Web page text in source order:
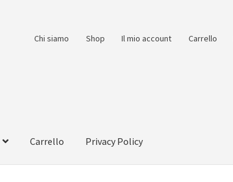
Chi siamo Shop Il mio account Carrello
Carrello Privacy Policy